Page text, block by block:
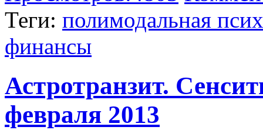
Теги: полимодальная
финансы
Астротранзит.
февраля 2013